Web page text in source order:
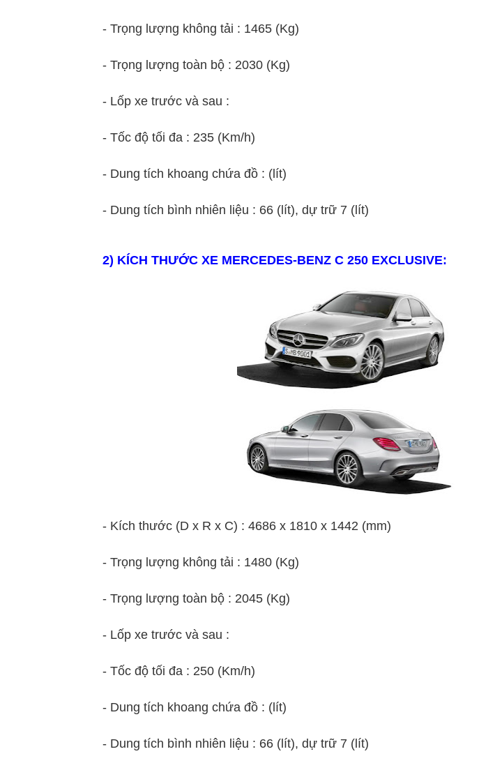
- Trọng lượng không tải : 1465 (Kg)
- Trọng lượng toàn bộ : 2030 (Kg)
- Lốp xe trước và sau :
- Tốc độ tối đa : 235 (Km/h)
- Dung tích khoang chứa đồ : (lít)
- Dung tích bình nhiên liệu : 66 (lít), dự trữ 7 (lít)
2) KÍCH THƯỚC XE MERCEDES-BENZ C 250 EXCLUSIVE:
- Kích thước (D x R x C) : 4686 x 1810 x 1442 (mm)
- Trọng lượng không tải : 1480 (Kg)
- Trọng lượng toàn bộ : 2045 (Kg)
- Lốp xe trước và sau :
- Tốc độ tối đa : 250 (Km/h)
- Dung tích khoang chứa đồ : (lít)
- Dung tích bình nhiên liệu : 66 (lít), dự trữ 7 (lít)